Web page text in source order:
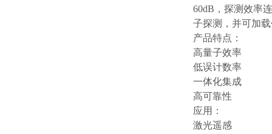
60dB，探测效率
子探测，并可加
产品特点：
高量子效率
低误计数率
一体化集成
高可靠性
应用：
激光遥感